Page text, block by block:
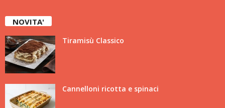
NOVITA'
Tiramisù Classico
Cannelloni ricotta e spinaci